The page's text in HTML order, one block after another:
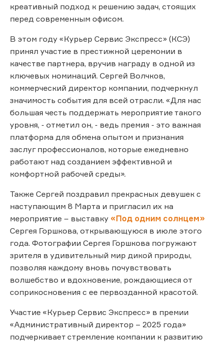
креативный подход к решению задач, стоящих
перед современным офисом.
В этом году «Курьер Сервис Экспресс» (КСЭ)
принял участие в престижной церемонии в
качестве партнера, вручив награду в одной из
ключевых номинаций. Сергей Волчков,
коммерческий директор компании, подчеркнул
значимость события для всей отрасли. «Для нас
большая честь поддержать мероприятие такого
уровня, - отметил он, - ведь премия - это важная
платформа для обмена опытом и признания
заслуг профессионалов, которые ежедневно
работают над созданием эффективной и
комфортной рабочей среды».
Также Сергей поздравил прекрасных девушек с
наступающим 8 Марта и пригласил их на
мероприятие – выставку «Под одним солнцем»
Сергея Горшкова, открывающуюся в июле этого
года. Фотографии Сергея Горшкова погружают
зрителя в удивительный мир дикой природы,
позволяя каждому вновь почувствовать
волшебство и вдохновение, рождающиеся от
соприкосновения с ее первозданной красотой.
Участие «Курьер Сервис Экспресс» в премии
«Административный директор – 2025 года»
подчеркивает стремление компании к развитию